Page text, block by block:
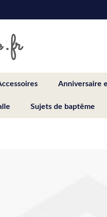
Anniversaire
Sujets de baptême